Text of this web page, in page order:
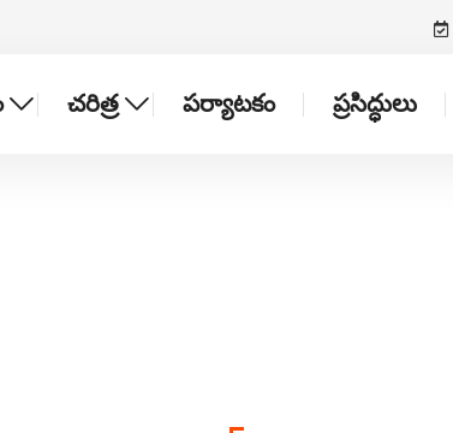
చరిత్ర పర్యాటకం ప్రసిద్ధులు